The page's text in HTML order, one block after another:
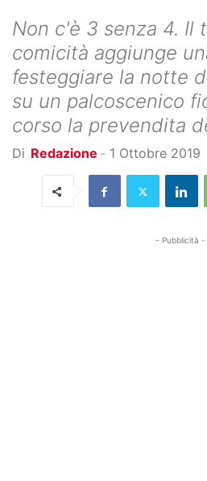
Non c'è 3 senza 4. Il
comicità aggiunge
festeggiare la notte
su un palcoscenico
corso la prevendita
Di Redazione - 1 Ottobre 2019
- Pubblicità -